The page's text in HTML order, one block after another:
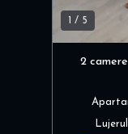
1 / 5
2